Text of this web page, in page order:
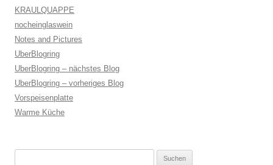
KRAULQUAPPE
nocheinglaswein
Notes and Pictures
UberBlogring
UberBlogring – nächstes Blog
UberBlogring – vorheriges Blog
Vorspeisenplatte
Warme Küche